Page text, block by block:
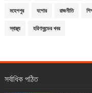
মহেশপুর যশোর রাজনীতি
স্বাস্থ্য হরিণাকুন্ডের খবর
সর্বাধিক পঠিত